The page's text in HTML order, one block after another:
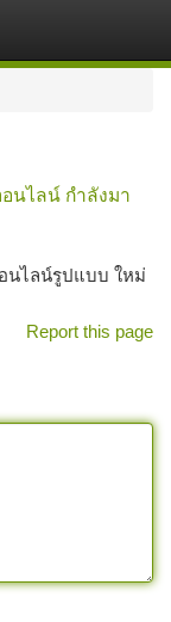
นไลน์ กำลังมา
นไลน์รูปแบบ ใหม่
Report this page